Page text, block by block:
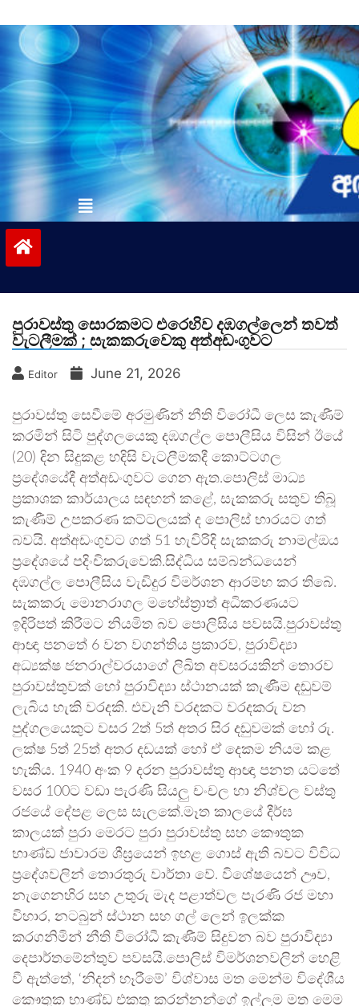
to
contentvinivida.lk
පුරාවස්තු සොරකමට එරෙහිව දඹගල්ලෙන් තවත්
වැටලීමක් ; සැකකරුවෙකු අත්අඩංගුවට
Editor June 21, 2026
පුරාවස්තු සෙවීමේ අරමුණින් නීති විරෝධී ලෙස කැණීම්
කරමින් සිටි පුද්ගලයෙකු දඹගල්ල පොලීසිය විසින් ඊයේ
(20) දින සිදුකළ හදිසි වැටලීමකදී කොට්ටගල
ප්‍රදේශයේදී අත්අඩංගුවට ගෙන ඇත.පොලිස් මාධ්‍ය
ප්‍රකාශක කාර්යාලය සඳහන් කළේ, සැකකරු සතුව තිබූ
කැණීම් උපකරණ කට්ටලයක් ද පොලිස් භාරයට ගත්
බවයි. අත්අඩංගුවට ගත් 51 හැවිරිදි සැකකරු නාමල්ඔය
ප්‍රදේශයේ පදිංචිකරුවෙකි.සිද්ධිය සම්බන්ධයෙන්
දඹගල්ල පොලීසිය වැඩිදුර විමර්ශන ආරම්භ කර තිබේ.
සැකකරු මොනරාගල මහේස්ත්‍රාත් අධිකරණයට
ඉදිරිපත් කිරීමට නියමිත බව පොලිසිය පවසයි.පුරාවස්තු
ආඥා පනතේ 6 වන වගන්තිය ප්‍රකාරව, පුරාවිද්‍යා
අධ්‍යක්ෂ ජනරාල්වරයාගේ ලිඛිත අවසරයකින් තොරව
පුරාවස්තුවක් හෝ පුරාවිද්‍යා ස්ථානයක් කැණීම දඬුවම්
ලැබිය හැකි වරදකි. එවැනි වරදකට වරදකරු වන
පුද්ගලයෙකුට වසර 2ත් 5ත් අතර සිර දඬුවමක් හෝ රු.
ලක්ෂ 5ත් 25ත් අතර දඩයක් හෝ ඒ දෙකම නියම කළ
හැකිය. 1940 අංක 9 දරන පුරාවස්තු ආඥා පනත යටතේ
වසර 100ට වඩා පැරණි සියලු චංචල හා නිශ්චල වස්තු
රජයේ දේපළ ලෙස සැලකේ.මෑත කාලයේ දීර්ඝ
කාලයක් පුරා මෙරට පුරා පුරාවස්තු සහ කෞතුක
භාණ්ඩ ජාවාරම ශීඝ්‍රයෙන් ඉහළ ගොස් ඇති බවට විවිධ
ප්‍රදේශවලින් තොරතුරු වාර්තා වේ. විශේෂයෙන් ඌව,
නැගෙනහිර සහ උතුරු මැද පළාත්වල පැරණි රජ මහා
විහාර, නටබුන් ස්ථාන සහ ගල් ලෙන් ඉලක්ක
කරගනිමින් නීති විරෝධී කැණීම් සිදුවන බව පුරාවිද්‍යා
දෙපාර්තමේන්තුව පවසයි.පොලිස් විමර්ශනවලින් හෙළි
වී ඇත්තේ, ‘නිදන් හෑරීමේ’ විශ්වාස මත මෙන්ම විදේශීය
කෞතුක භාණ්ඩ එකතු කරන්නන්ගේ ඉල්ලුම මත මෙම